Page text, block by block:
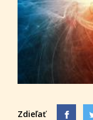
Zdieľať